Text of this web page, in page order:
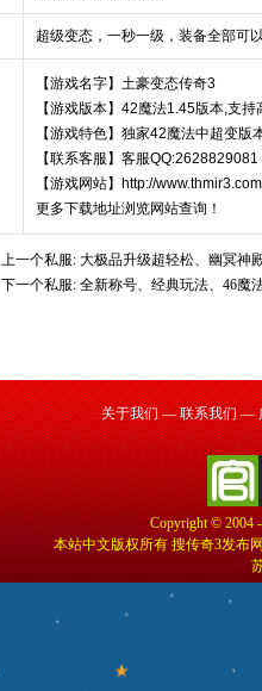
超级变态，一秒一级，装备全部可
【游戏名字】土豪变态传奇3
【游戏版本】42魔法1.45版本,支
【游戏特色】独家42魔法中超变版
【联系客服】客服QQ:2628829081
【游戏网站】http://www.thmir3.com
更多下载地址浏览网站查询！
上一个私服: 大极品升级超轻松、幽冥神
下一个私服: 全新称号、经典玩法、46魔
关于我们 — 联系我们 —
Copyright © 2004
本站中文版权所有 搜传奇3发布